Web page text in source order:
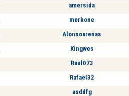
amersida
merkone
Alonsoarenas
Kingwes
Raul073
Rafael32
asddfg